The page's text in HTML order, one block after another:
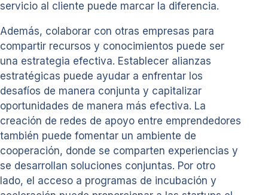
servicio al cliente puede marcar la diferencia.
Además, colaborar con otras empresas para
compartir recursos y conocimientos puede ser
una estrategia efectiva. Establecer alianzas
estratégicas puede ayudar a enfrentar los
desafíos de manera conjunta y capitalizar
oportunidades de manera más efectiva. La
creación de redes de apoyo entre emprendedores
también puede fomentar un ambiente de
cooperación, donde se comparten experiencias y
se desarrollan soluciones conjuntas. Por otro
lado, el acceso a programas de incubación y